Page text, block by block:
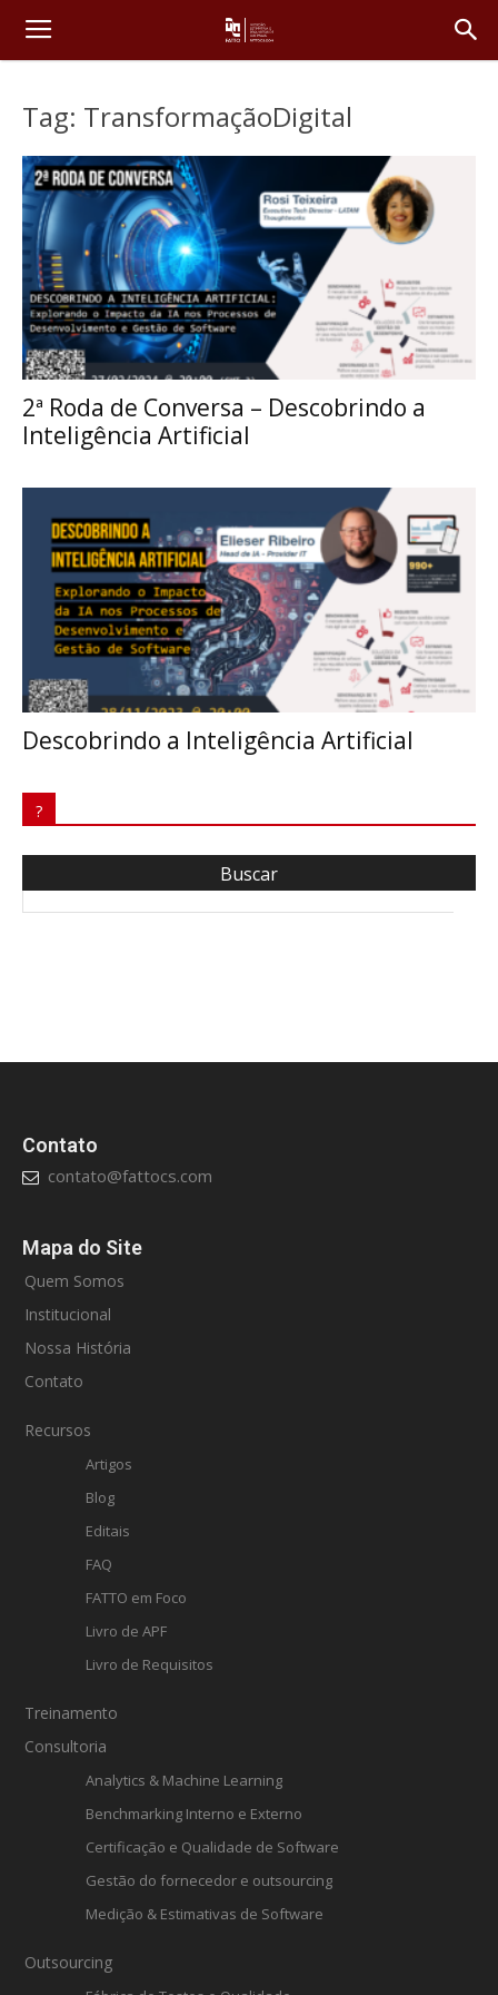
Tag: TransformaçãoDigital
2ª Roda de Conversa – Descobrindo a
Inteligência Artificial
Descobrindo a Inteligência Artificial
?
Contato
contato@fattocs.com
Mapa do Site
Quem Somos
Institucional
Nossa História
Contato
Recursos
Artigos
Blog
Editais
FAQ
FATTO em Foco
Livro de APF
Livro de Requisitos
Treinamento
Consultoria
Analytics & Machine Learning
Benchmarking Interno e Externo
Certificação e Qualidade de Software
Gestão do fornecedor e outsourcing
Medição & Estimativas de Software
Outsourcing